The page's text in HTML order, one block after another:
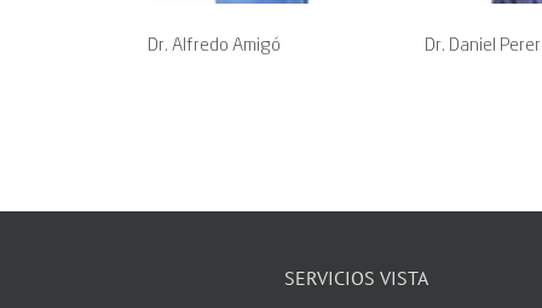
Dr. Alfredo Amigó Dr. Daniel
SERVICIOS VISTA